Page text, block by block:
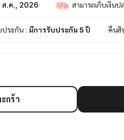
ส.ค., 2026 สามารถเก็บเงินป
ประกัน : มีการรับประกัน 5 ปี คืนสิ
กร้า